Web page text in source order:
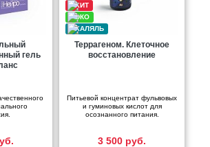
гель
Террагеном. Клеточное
восстановление
Питьевой концентрат фульвовых
и гуминовых кислот для
осознанного питания.
3 500 руб.